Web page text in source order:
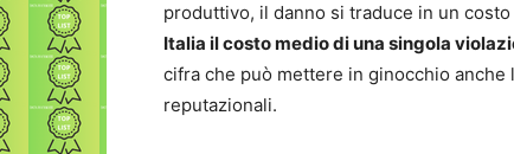
produttivo, il danno si traduce in un
Italia il costo medio di una singola
cifra che può mettere in ginocchio
reputazionali.